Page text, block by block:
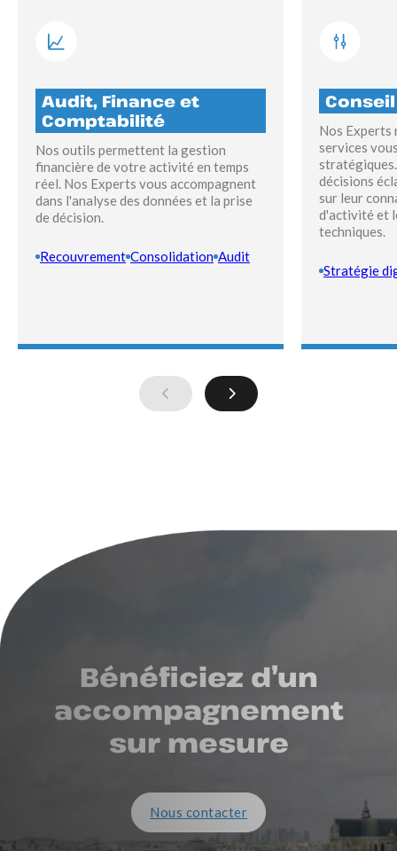
Audit, Finance et
Comptabilité
Nos outils permettent la gestion
financière de votre activité en temps
réel. Nos Experts vous accompagnent
dans l'analyse des données et la prise
de décision.
Recouvrement Consolidation Audit
Nos Experts
services
décisions
sur leur
d'activité et
techniques.
Stratégie
Bénéficiez d’un
accompagnement
sur mesure
Nous contacter